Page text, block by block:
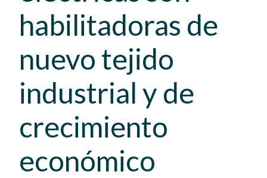
habilitadoras de
nuevo tejido
industrial y de
crecimiento
económico